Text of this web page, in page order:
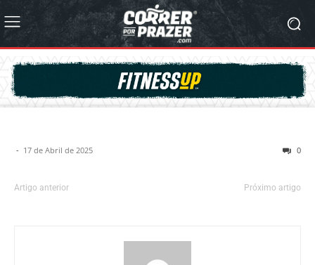
- 17 de Abril de 2025 0
Artigo anterior Próximo artigo